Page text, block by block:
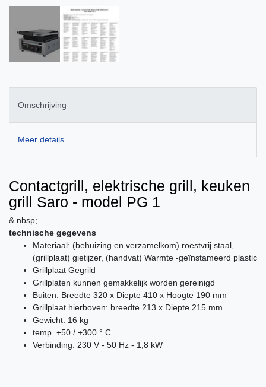
Omschrijving
Meer details
Contactgrill, elektrische grill, keuken
grill Saro - model PG 1
& nbsp;
technische gegevens
Materiaal: (behuizing en verzamelkom) roestvrij staal,
(grillplaat) gietijzer, (handvat) Warmte -geïnstameerd plastic
Grillplaat Gegrild
Grillplaten kunnen gemakkelijk worden gereinigd
Buiten: Breedte 320 x Diepte 410 x Hoogte 190 mm
Grillplaat hierboven: breedte 213 x Diepte 215 mm
Gewicht: 16 kg
temp. +50 / +300 ° C
Verbinding: 230 V - 50 Hz - 1,8 kW